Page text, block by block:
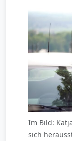
Im Bild:
sich